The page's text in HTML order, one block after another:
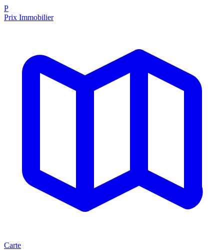
P
Prix Immobilier
Carte